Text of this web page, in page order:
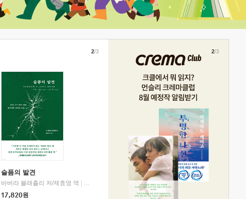
슬픔의 발견
바버라 블래츨리 저/제효영 역
디플롯
17,820원
2/3 2/3